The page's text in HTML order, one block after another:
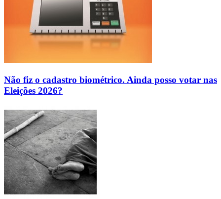
Não fiz o cadastro biométrico. Ainda posso votar nas
Eleições 2026?